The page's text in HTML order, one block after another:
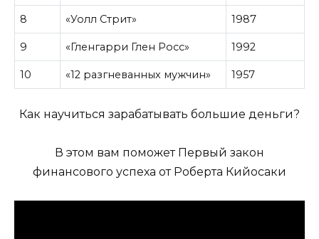
8 «Уолл Стрит» 1987
9 «Гленгарри Глен Росс» 1992
10 «12 разгневанных мужчин» 1957
Как научиться зарабатывать большие деньги?
В этом вам поможет Первый закон
финансового успеха от Роберта Кийосаки